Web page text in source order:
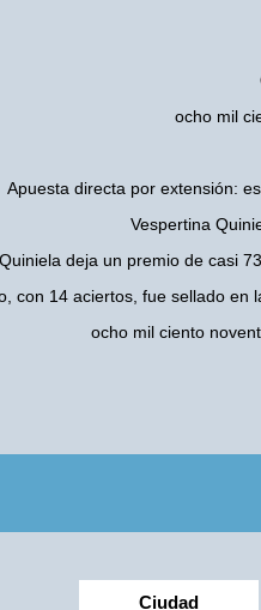
ocho mil
Apuesta directa por extensión:
Vespertina
deja un premio de casi
con 14 aciertos, fue sellado en
ocho mil ciento
Ciudad